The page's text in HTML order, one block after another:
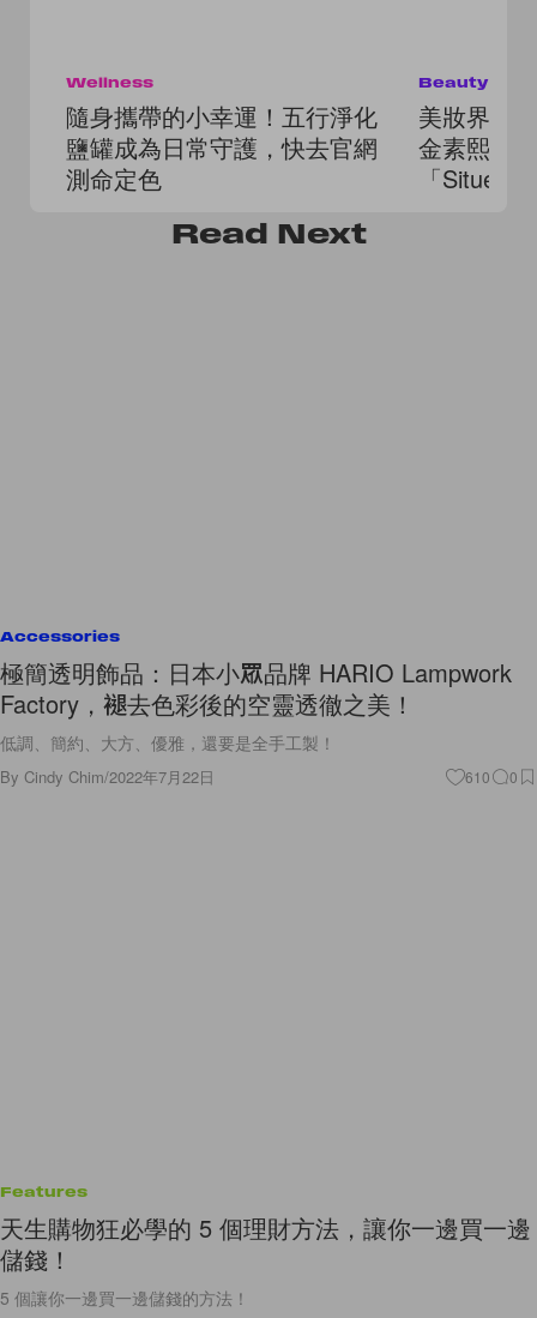
Wellness
隨身攜帶的小幸運！五行淨化
鹽罐成為日常守護，快去官網
測命定色
Beauty
美妝界傳
金素熙創
「Situea
Read Next
Accessories
極簡透明飾品：日本小眾品牌 HARIO Lampwork
Factory，褪去色彩後的空靈透徹之美！
低調、簡約、大方、優雅，還要是全手工製！
By Cindy Chim/2022年7月22日 610 0
Features
天生購物狂必學的 5 個理財方法，讓你一邊買一邊
儲錢！
5 個讓你一邊買一邊儲錢的方法！